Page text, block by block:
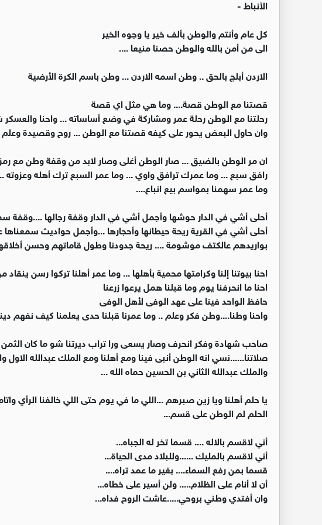
الأنباط -
كل عام وأنتم والوطن بألف خير يا وجوه الخير
الى من أمن بالله والوطن حصنا منيعا ....
الاردن أبلج بالحق .. وطن اسمه الاردن ... وطن باسم الكرة الأرضية
قصتنا مع الوطن قصة.... وما هي مثل اي قصة
رحلتنا مع الوطن رحلة عمر ومشاركة في وضع أساساته ... واحنا والعسكر
وان حاول البعض يحور على كيفه قصتنا مع الوطن ... روح وقصيدة
ان مر الوطن بالضيق ... صار الوطن أغلى وصار لابد من وقفة وطن مع
رافق سبع ... وما عمرك ترافق واوي ... وما عمر السبع ترك أهله وعزوته
وما عمر سهمنا بمواسم بيع انباع....
أحلى أشي في الدار حوشها وأجمل أشي في الدار وقفة رجالها ....وقفة
أحلى أشي في القرية ريحة حيطانها وأحجارها ...وأجمل حواديث
بواريدهم عالكتف موشومة .... ريحة جدودنا وطول قاماتهم وحسن
احنا بيوتنا إلنا وكرامتها محمية بأهلها ... وما عمر أهلنا تركوا رسن
احنا ما انحرفنا يوم وما قبلنا همل يرعوا زرعنا
حافظ الواحد فينا على عهد الوفى لأهل الوفى
واحنا وطنا....وطن فكر وعلم .. وما عمرنا قبلنا حدى يعلمنا كيف نفهم
صاحب شهادة وفكر انحرف وصار يسعى ورا تراب ديرتنا شو ما كان
صلاتنا......نسي انه الوطن أنبى فينا ومع أهلنا ومع الملك عبدالله
والملك عبدالله الثاني بن الحسين حماه الله ...
يا حلم أهلنا ويا زين صبرهم ...اللي ما في يوم حتى اللي خالفنا الرأي
الحلم لم الوطن على قسم...
أني لاقسم بالاله .... قسما تخر له الجباه...
أني لاقسم بالمليك ......وللبلاد مدى الحياة...
قسما بمن رفع السماء.... بغير ما عمد تراه....
أن لا أنام على الظلام..... ولن أسير على خطاه...
وان أفتدي وطني بروحي.....عاشت الروح فداه...